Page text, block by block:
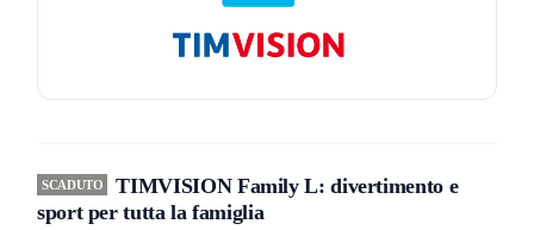
SCADUTO
TIMVISION Family L: divertimento e
sport per tutta la famiglia